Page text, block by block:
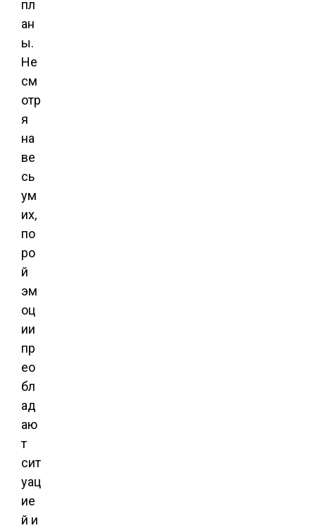
пл
ан
ы.
Не
см
отр
я
на
ве
сь
ум
их,
по
ро
й
эм
оц
ии
пр
ео
бл
ад
аю
т
сит
уац
ие
й и